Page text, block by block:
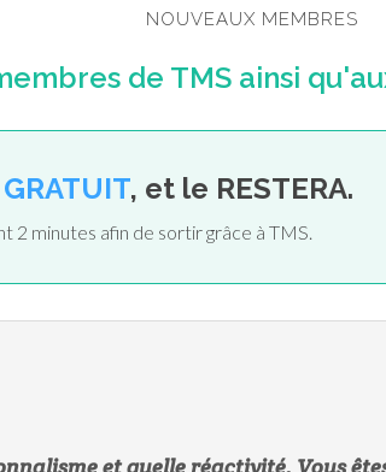
NOUVEAUX MEMBRES
de TMS ainsi
GRATUIT, et le RESTERA.
2 minutes afin de sortir grâce à TMS.